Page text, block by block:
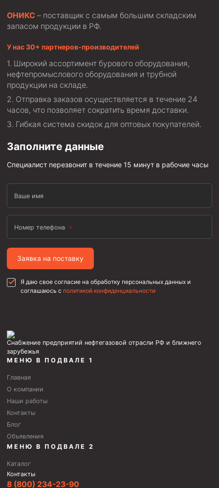
Клапаны обратные
Краны шаровые и пробковые
Муфты ступенчатого цементирования
Пробки цементировочные
Скребки корончатые СК и тросовые СТ
Герметизаторы устьевые
Башмаки колонные
Инструмент для бурения и КРС (ловильный, аварийный)
Перья для резки кабеля
Перья гидромониторные
Пауки гидравлические
Пауки механические
Желонки
Ерши механические
Скреперы механические
Штанголовки
Шламометаллоуловитель ШМУ
Обурочный комплекс ОК
Фрезеры торцевые с фрезерующей воронкой и с
Магнитные ловители
Фрезеры стартово-оконные
Печати свинцовые
Калибраторы расширители
Фрезеры Барракуда
ОНИКС – поставщик с самым большим складским
запасом продукции в РФ.
У нас 30+ партнеров-производителей
Широкий ассортимент бурового оборудования,
нефтепромыслового оборудования и трубной
продукции на складе.
Отправка заказов осуществляется в течение 24
часов, что позволяет сократить время доставки.
Гибкая система скидок для оптовых покупателей.
Заполните данные
Специалист перезвонит в течение 15 минут в рабочие часы
Ваше имя
Номер телефона
Заявка на поставку
Я даю свое согласие на обработку персональных данных и
соглашаюсь с политикой конфиденциальности
Снабжение предприятий нефтегазовой отрасли РФ и ближнего
зарубежья
МЕНЮ В ПОДВАЛЕ 1
Главная
О компании
Наши работы
Контакты
Блог
Объявления
МЕНЮ В ПОДВАЛЕ 2
Каталог
Контакты
8 (800) 234-23-90